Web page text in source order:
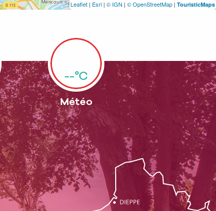
Leaflet | Esri | © IGN | © OpenStreetMap | TouristicMaps
--°C
Météo